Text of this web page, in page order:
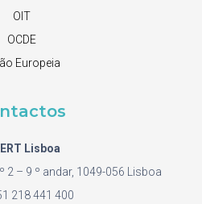
OIT
OCDE
Europeia
Lisboa
2 – 9 º andar, 1049-056 Lisboa
218 441 400